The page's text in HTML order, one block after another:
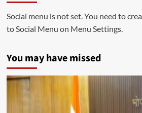
Social menu is not set. You need to
to Social Menu on Menu Settings.
You may have missed